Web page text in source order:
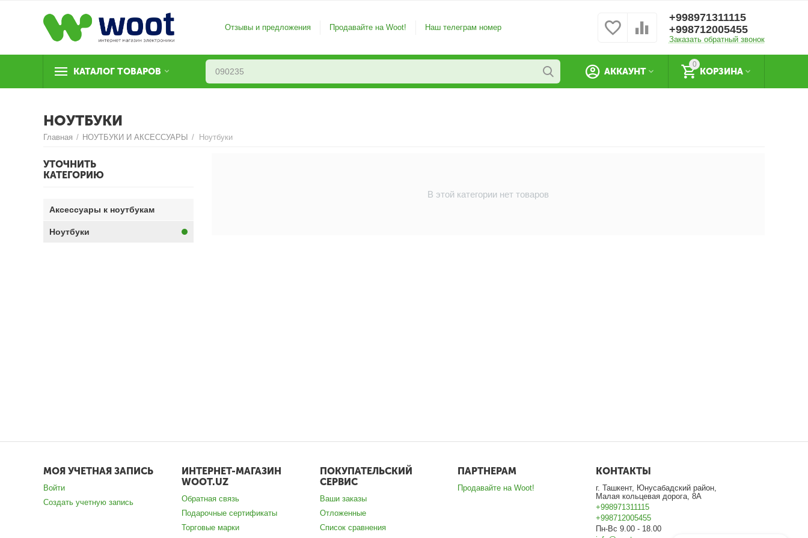
Отзывы и предложения Продавайте на Woot! Наш телеграм номер
+998971311115
+998712005455
Заказать обратный звонок
КАТАЛОГ ТОВАРОВ
0
КОРЗИНА
АККАУНТ
НОУТБУКИ
Главная / НОУТБУКИ И АКСЕССУАРЫ / Ноутбуки
В этой категории нет товаров
УТОЧНИТЬ
КАТЕГОРИЮ
Аксессуары к ноутбукам
Ноутбуки
МОЯ УЧЕТНАЯ ЗАПИСЬ
Войти
Создать учетную запись
ИНТЕРНЕТ-МАГАЗИН
WOOT.UZ
Обратная связь
Подарочные сертификаты
Торговые марки
ПОКУПАТЕЛЬСКИЙ
СЕРВИС
Ваши заказы
Отложенные
Список сравнения
ПАРТНЕРАМ
Продавайте на Woot!
КОНТАКТЫ
г. Ташкент, Юнусабадский район,
Малая кольцевая дорога, 8А
+998971311115
+998712005455
Пн-Вс 9.00 - 18.00